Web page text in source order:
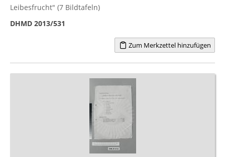
Leibesfrucht" (7 Bildtafeln)
DHMD 2013/531
Zum Merkzettel hinzufügen